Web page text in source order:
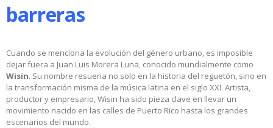
barreras
Cuando se menciona la evolución del género urbano, es imposible
dejar fuera a Juan Luis Morera Luna, conocido mundialmente como
Wisin. Su nombre resuena no solo en la historia del reguetón, sino en
la transformación misma de la música latina en el siglo XXI. Artista,
productor y empresario, Wisin ha sido pieza clave en llevar un
movimiento nacido en las calles de Puerto Rico hasta los grandes
escenarios del mundo.